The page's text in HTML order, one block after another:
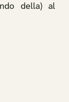
della) al